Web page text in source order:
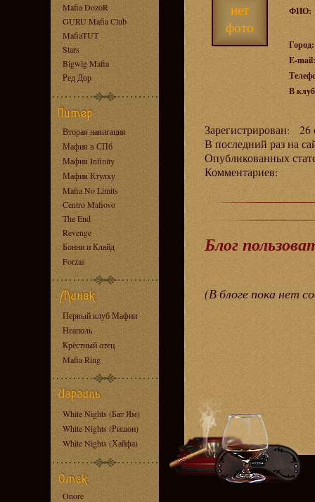
Mafia DozoR
GURU Mafia Club
MafiaTUT
Stars
Bigwig Mafia
Ред Дор
Вторая навигация
Мафия в СПб
Мафия Infinity
Мафия Ктулху
Mafia No Limits
Centro Mafioso
The End
Revenge
Бонни и Клайд
Forzas
Первый клуб Мафии
Неаполь
Крёстный отец
Mafia Ring
White Nights (Бат Ям)
White Nights (Ришон)
White Nights (Хайфа)
Onore
нет
фото
ФИО:
Город:
E-mail:
В
Зарегистрирован: 26
В последний раз на
Опубликованных
Комментариев:
Блог
(В блоге пока нет